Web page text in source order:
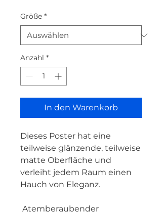
Größe *
Anzahl *
In den Warenkorb
Dieses Poster hat eine
teilweise glänzende, teilweise
matte Oberfläche und
verleiht jedem Raum einen
Hauch von Eleganz.